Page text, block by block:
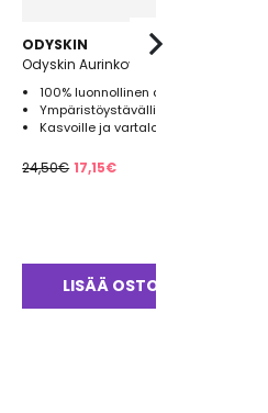
ODYSKIN
Odyskin Aurinkovoide sfp 30 75ml
100% luonnollinen aurinkovoide
Ympäristöystävällinen pakkaus
Kasvoille ja vartalolle
24,50€ Alkuperäinen
17,15€Nykyinen
LISÄÄ OSTOSKORIIN